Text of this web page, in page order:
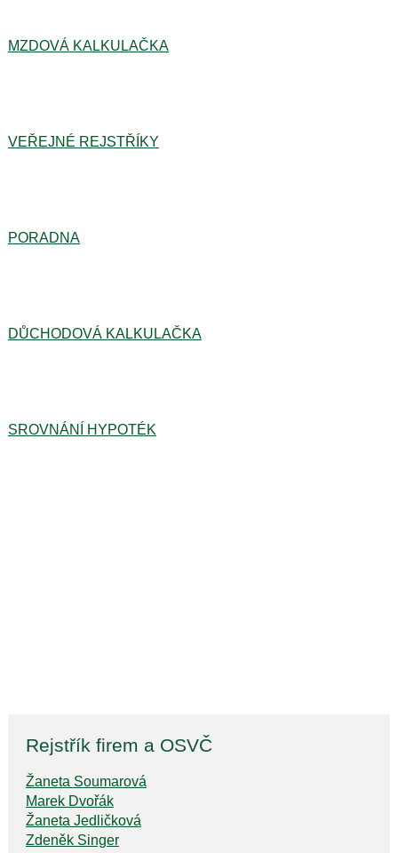
MZDOVÁ KALKULAČKA
VEŘEJNÉ REJSTŘÍKY
PORADNA
DŮCHODOVÁ KALKULAČKA
SROVNÁNÍ HYPOTÉK
Rejstřík firem a OSVČ
Žaneta Soumarová
Marek Dvořák
Žaneta Jedličková
Zdeněk Singer